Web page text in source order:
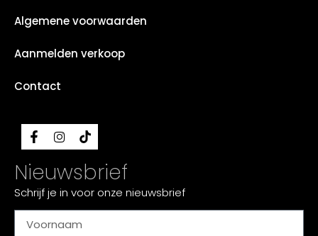
Algemene voorwaarden
Aanmelden verkoop
Contact
Nieuwsbrief
Schrijf je in voor onze nieuwsbrief